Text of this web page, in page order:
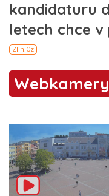
Webkamery